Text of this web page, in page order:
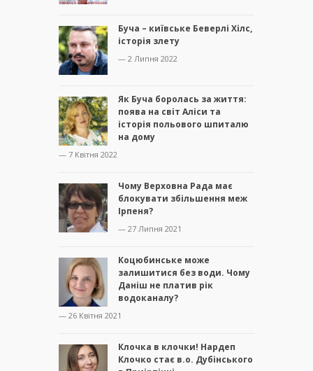
Буча – київське Беверлі Хілс,
історія злету
— 2 Липня 2022
Як Буча боролась за життя:
поява на світ Аліси та
історія польового шпиталю
на дому
— 7 Квітня 2022
Чому Верховна Рада має
блокувати збільшення меж
Ірпеня?
— 27 Липня 2021
Коцюбинське може
залишитися без води. Чому
Даніш не платив рік
водоканалу?
— 26 Квітня 2021
Клочка в клочки! Нардеп
Клочко стає в.о. Дубінського